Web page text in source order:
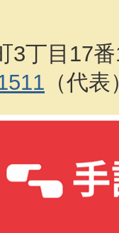
3丁目17
（代表